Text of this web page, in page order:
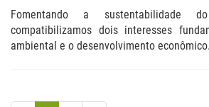
Fomentando a sustentabilidade
compatibilizamos dois interesses
ambiental e o desenvolvimento econômico.